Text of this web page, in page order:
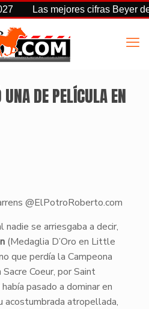
Las mejores cifras Beyer de
DE PELÍCULA EN
@ElPotroRoberto.com
se arriesgaba a decir,
(Medaglia D’Oro en Little
que perdía la Campeona
Coeur, por Saint
pasado a dominar en
atropellada,